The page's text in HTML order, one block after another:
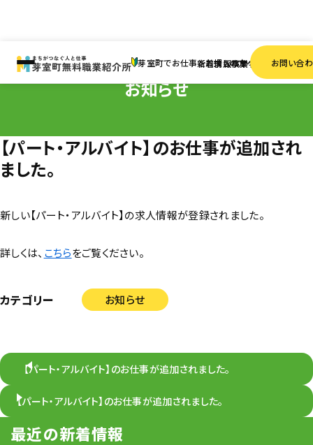
芽室町でお仕事をお探しの方へ
新着情報求人検索事業者一覧お問い合
お知らせ
【パート・アルバイト】のお仕事が追加され
ました。
新しい【パート・アルバイト】の求人情報が登録されました。
詳しくは、 こちらをご覧ください。
カテゴリー お知らせ
【パート・アルバイト】のお仕事が追加されました。
【パート・アルバイト】のお仕事が追加されました。
最近の新着情報